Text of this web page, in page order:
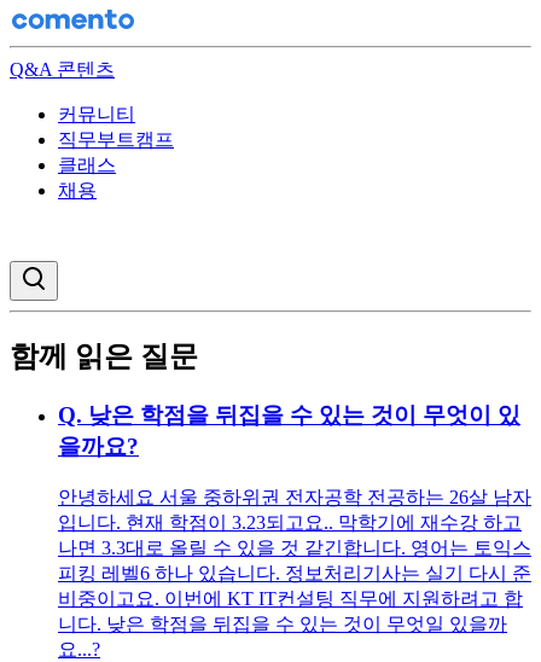
Q&A 콘텐츠
커뮤니티
직무부트캠프
클래스
채용
함께 읽은 질문
Q. 낮은 학점을 뒤집을 수 있는 것이 무엇이 있
을까요?
안녕하세요 서울 중하위권 전자공학 전공하는 26살 남자
입니다. 현재 학점이 3.23되고요.. 막학기에 재수강 하고
나면 3.3대로 올릴 수 있을 것 같긴합니다. 영어는 토익스
피킹 레벨6 하나 있습니다. 정보처리기사는 실기 다시 준
비중이고요. 이번에 KT IT컨설팅 직무에 지원하려고 합
니다. 낮은 학점을 뒤집을 수 있는 것이 무엇일 있을까
요...?